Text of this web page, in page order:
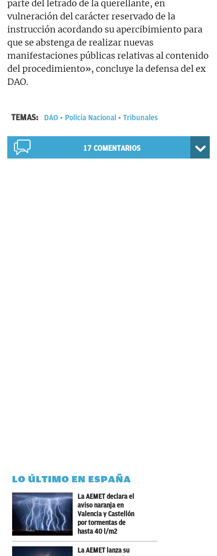
parte del letrado de la querellante, en
vulneración del carácter reservado de la
instrucción acordando su apercibimiento para
que se abstenga de realizar nuevas
manifestaciones públicas relativas al contenido
del procedimiento», concluye la defensa del ex
DAO.
TEMAS: DAO Policía Nacional Tribunales
17 COMENTARIOS
LO ÚLTIMO EN ESPAÑA
La AEMET declara el
aviso naranja en
Valencia y Castellón
por tormentas de
hasta 40 l/m2
La AEMET lanza su